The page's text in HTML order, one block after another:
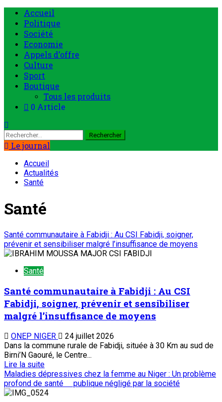
Accueil
Politique
Société
Economie
Appels d’offre
Culture
Sport
Boutique
Tous les produits
0 Article
Le journal
Accueil
Actualités
Santé
Santé
Santé communautaire à Fabidji : Au CSI Fabidji, soigner,
prévenir et sensibiliser malgré l’insuffisance de moyens
Santé
Santé communautaire à Fabidji : Au CSI
Fabidji, soigner, prévenir et sensibiliser
malgré l’insuffisance de moyens
ONEP NIGER
24 juillet 2026
Dans la commune rurale de Fabidji, située à 30 Km au sud de
Birni’N Gaouré, le Centre...
Lire la suite
Maladies dépressives chez la femme au Niger : Un problème
profond de santé publique négligé par la société